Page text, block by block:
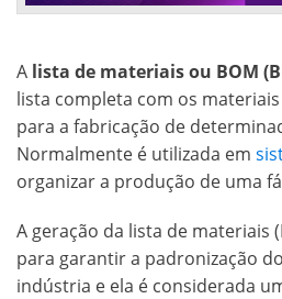
A lista de materiais ou BOM
lista completa com os
para a fabricação de
Normalmente é utilizada em
organizar a produção de uma
A geração da lista de materiais
para garantir a padronização
indústria e ela é considerada